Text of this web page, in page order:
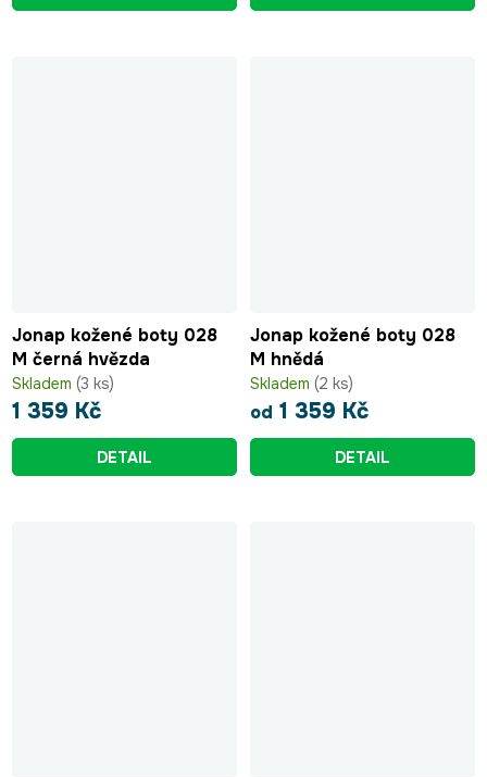
Jonap kožené boty 028
M černá hvězda
Skladem (3 ks)
1 359 Kč
DETAIL
Jonap kožené boty 028
M hnědá
Skladem (2 ks)
od 1 359 Kč
DETAIL